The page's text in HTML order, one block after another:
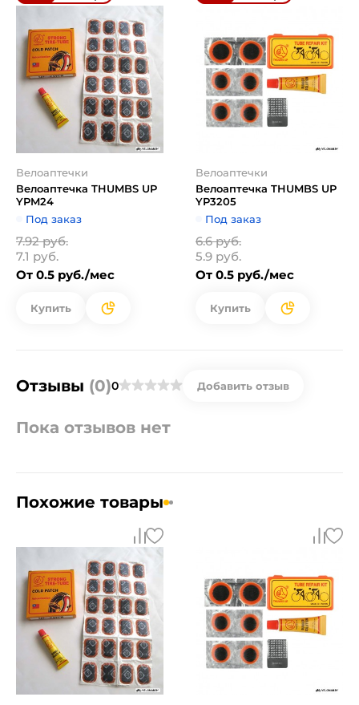
Велоаптечки
Велоаптечка THUMBS UP
YPM24
Под заказ
7.92 руб.
7.1 руб.
От 0.5 руб./мес
Купить
Велоаптечки
Велоаптечка THUMBS UP
YP3205
Под заказ
6.6 руб.
5.9 руб.
От 0.5 руб./мес
Купить
Отзывы (0)0 Добавить отзыв
Пока отзывов нет
Похожие товары